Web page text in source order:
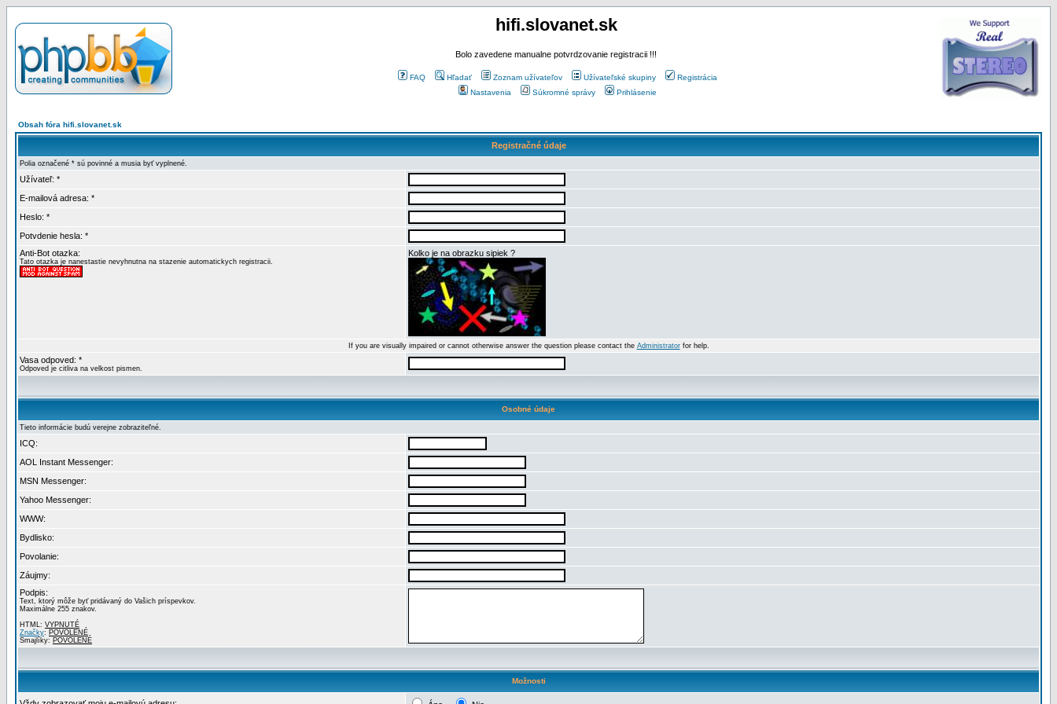
hifi.slovanet.sk
Bolo zavedene manualne potvrdzovanie registracii !!!
FAQ Hľadať Zoznam užívateľov Užívateľské skupiny
Registrácia
Nastavenia
Súkromné správy Prihlásenie
Obsah fóra hifi.slovanet.sk
Registračné údaje
Polia označené * sú povinné a musia byť vyplnené.
Užívateľ: *
E-mailová adresa: *
Heslo: *
Potvdenie hesla: *
Anti-Bot otazka:
Tato otazka je nanestastie nevyhnutna na stazenie automatickych registracii.
Kolko je na obrazku sipiek ?
If you are visually impaired or cannot otherwise answer the question please contact the Administratorfor help.
Vasa odpoved: *
Odpoved je citliva na velkost pismen.
Osobné údaje
Tieto informácie budú verejne zobraziteľné.
ICQ:
AOL Instant Messenger:
MSN Messenger:
Yahoo Messenger:
WWW:
Bydlisko:
Povolanie:
Záujmy:
Podpis:
Text, ktorý môže byť pridávaný do Vašich príspevkov.
Maximálne 255 znakov.
HTML: VYPNUTÉ
Značky: POVOLENÉ
Smajlíky: POVOLENÉ
Možnosti